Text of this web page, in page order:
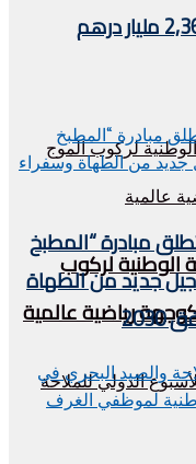
الوطنية لركوب
رياضية عالمية
مبادرة “المطبخ
جيل جديد من الطهاة